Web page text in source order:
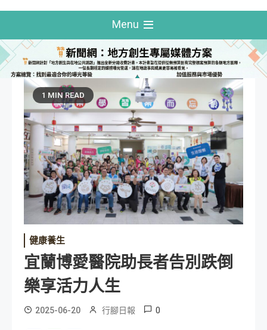
Menu
1 MIN READ
健康養生
宜蘭博愛醫院助長者告別跌倒
樂享活力人生
2025-06-20 行腳日報 0